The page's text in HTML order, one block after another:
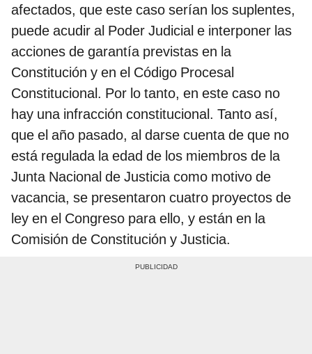
afectados, que este caso serían los suplentes,
puede acudir al Poder Judicial e interponer las
acciones de garantía previstas en la
Constitución y en el Código Procesal
Constitucional. Por lo tanto, en este caso no
hay una infracción constitucional. Tanto así,
que el año pasado, al darse cuenta de que no
está regulada la edad de los miembros de la
Junta Nacional de Justicia como motivo de
vacancia, se presentaron cuatro proyectos de
ley en el Congreso para ello, y están en la
Comisión de Constitución y Justicia.